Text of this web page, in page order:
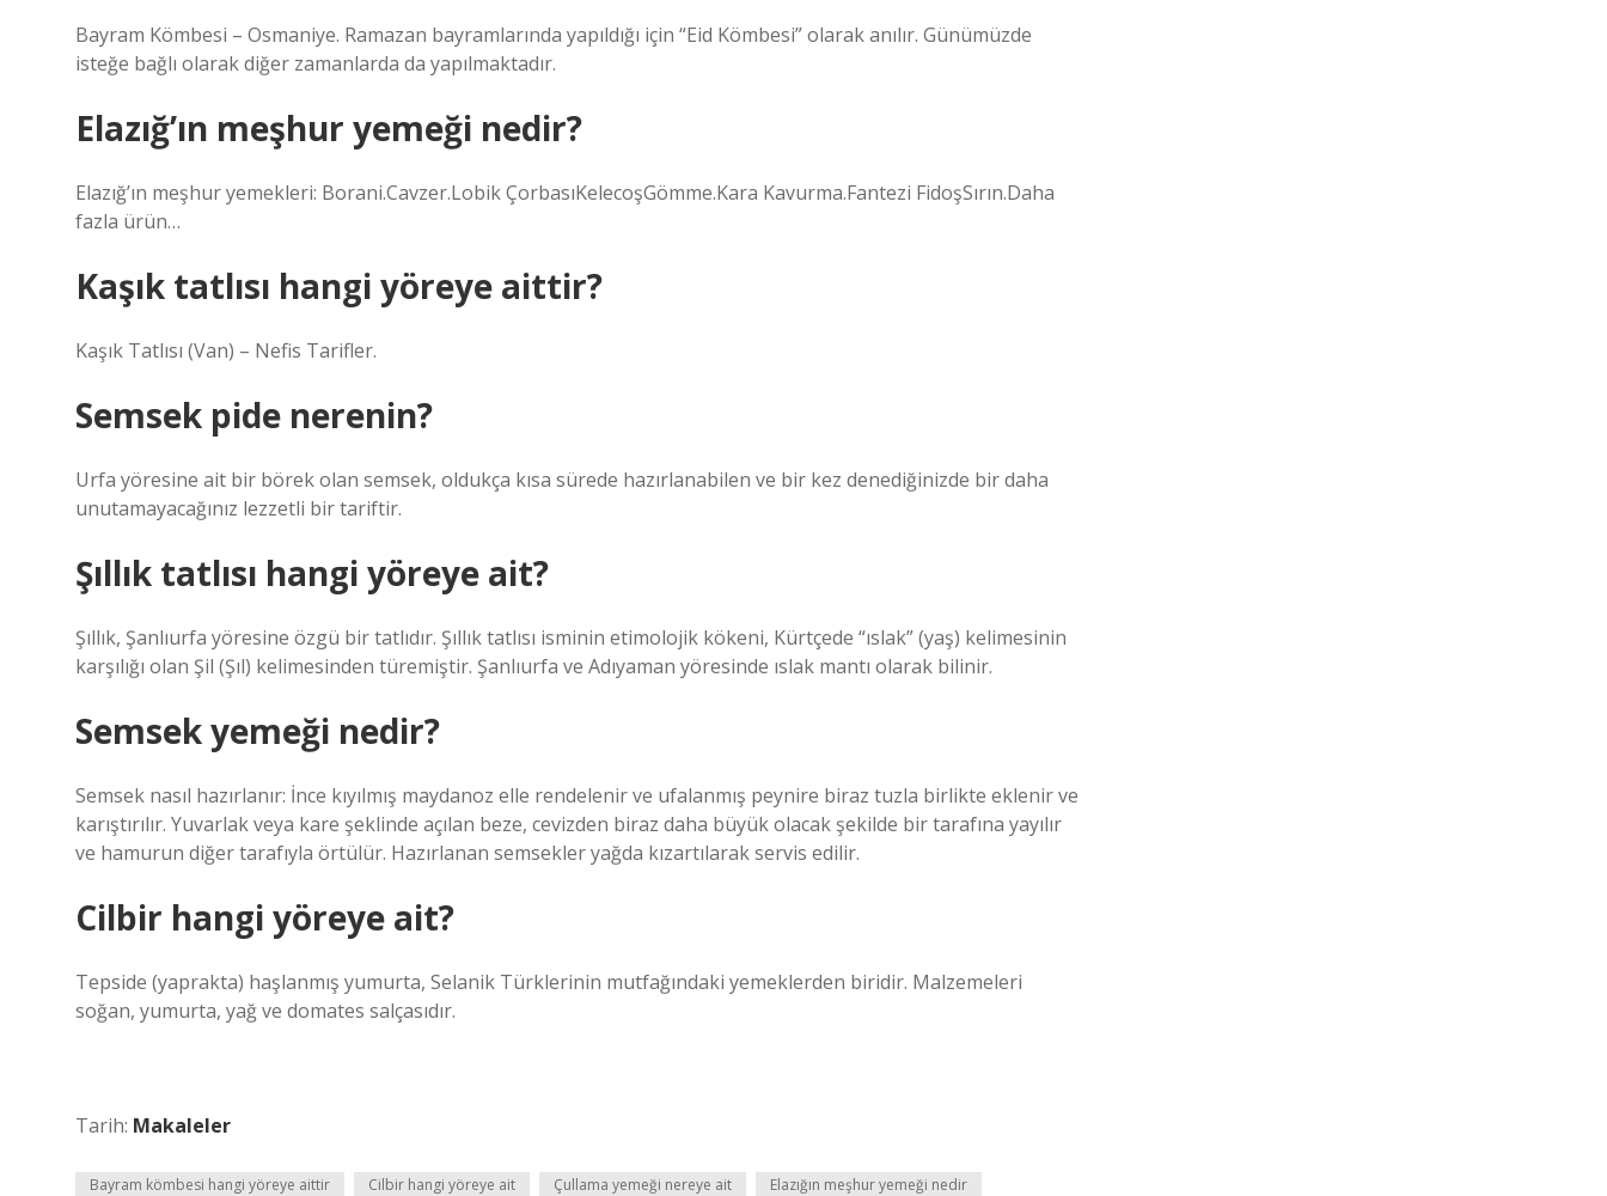
Bayram Kömbesi – Osmaniye. Ramazan bayramlarında yapıldığı için “Eid Kömbesi” olarak anılır. Günümüzde
isteğe bağlı olarak diğer zamanlarda da yapılmaktadır.
Elazığ’ın meşhur yemeği nedir?
Elazığ’ın meşhur yemekleri: Borani.Cavzer.Lobik ÇorbasıKelecoşGömme.Kara Kavurma.Fantezi FidoşSırın.Daha
fazla ürün…
Kaşık tatlısı hangi yöreye aittir?
Kaşık Tatlısı (Van) – Nefis Tarifler.
Semsek pide nerenin?
Urfa yöresine ait bir börek olan semsek, oldukça kısa sürede hazırlanabilen ve bir kez denediğinizde bir daha
unutamayacağınız lezzetli bir tariftir.
Şıllık tatlısı hangi yöreye ait?
Şıllık, Şanlıurfa yöresine özgü bir tatlıdır. Şıllık tatlısı isminin etimolojik kökeni, Kürtçede “ıslak” (yaş) kelimesinin
karşılığı olan Şil (Şıl) kelimesinden türemiştir. Şanlıurfa ve Adıyaman yöresinde ıslak mantı olarak bilinir.
Semsek yemeği nedir?
Semsek nasıl hazırlanır: İnce kıyılmış maydanoz elle rendelenir ve ufalanmış peynire biraz tuzla birlikte eklenir ve
karıştırılır. Yuvarlak veya kare şeklinde açılan beze, cevizden biraz daha büyük olacak şekilde bir tarafına yayılır
ve hamurun diğer tarafıyla örtülür. Hazırlanan semsekler yağda kızartılarak servis edilir.
Cilbir hangi yöreye ait?
Tepside (yaprakta) haşlanmış yumurta, Selanik Türklerinin mutfağındaki yemeklerden biridir. Malzemeleri
soğan, yumurta, yağ ve domates salçasıdır.
Tarih: Makaleler
Bayram kömbesi hangi yöreye aittir Cilbir hangi yöreye ait Çullama yemeği nereye ait Elazığın meşhur yemeği nedir